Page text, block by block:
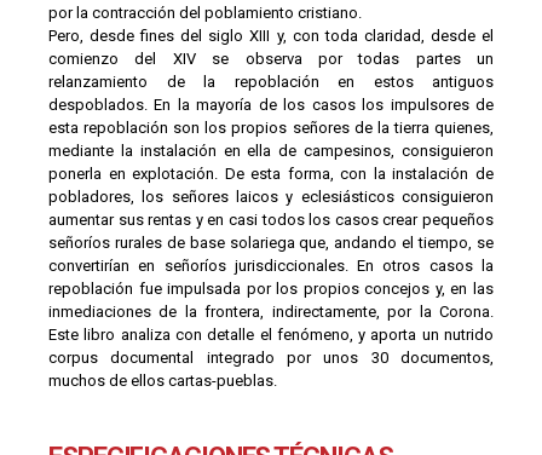
por la contracción del poblamiento cristiano.
Pero, desde fines del siglo XIII y, con toda claridad, desde el
comienzo del XIV se observa por todas partes un
relanzamiento de la repoblación en estos antiguos
despoblados. En la mayoría de los casos los impulsores de
esta repoblación son los propios señores de la tierra quienes,
mediante la instalación en ella de campesinos, consiguieron
ponerla en explotación. De esta forma, con la instalación de
pobladores, los señores laicos y eclesiásticos consiguieron
aumentar sus rentas y en casi todos los casos crear pequeños
señoríos rurales de base solariega que, andando el tiempo, se
convertirían en señoríos jurisdiccionales. En otros casos la
repoblación fue impulsada por los propios concejos y, en las
inmediaciones de la frontera, indirectamente, por la Corona.
Este libro analiza con detalle el fenómeno, y aporta un nutrido
corpus documental integrado por unos 30 documentos,
muchos de ellos cartas-pueblas.